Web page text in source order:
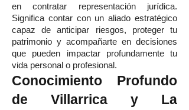
en contratar representación jurídica.
Significa contar con un aliado estratégico
capaz de anticipar riesgos, proteger tu
patrimonio y acompañarte en decisiones
que pueden impactar profundamente tu
vida personal o profesional.
Conocimiento Profundo
de Villarrica y La